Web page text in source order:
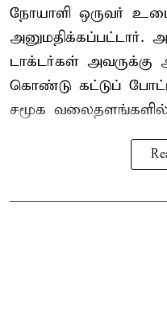
நோயாளி ஒருவர்
அனுமதிக்கப்பட்டார்.
டாக்டர்கள் அவருக்கு
கொண்டு கட்டுப்
சமூக வலைதளங்களில்